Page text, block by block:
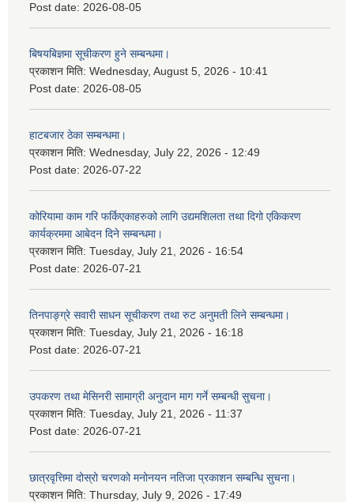
Post date: 2026-08-05
बिषयबिज्ञमा सूचीकरण हुने सम्बन्धमा।
प्रकाशन मिति: Wednesday, August 5, 2026 - 10:41
Post date: 2026-08-05
हाटबजार ठेका सम्बन्धमा।
प्रकाशन मिति: Wednesday, July 22, 2026 - 12:49
Post date: 2026-07-22
कोरियामा काम गरि फर्किएकाहरुको लागि उद्यमशिलता तथा दिगो एकिकरण
कार्यक्रममा आबेदन दिने सम्बन्धमा।
प्रकाशन मिति: Tuesday, July 21, 2026 - 16:54
Post date: 2026-07-21
तिनपाङ्ग्रे सवारी साधन सूचीकरण तथा रुट अनुमती लिने सम्बन्धमा।
प्रकाशन मिति: Tuesday, July 21, 2026 - 16:18
Post date: 2026-07-21
उपकरण तथा मेसिनरी सामाग्री अनुदान माग गर्ने सम्बन्धी सुचना।
प्रकाशन मिति: Tuesday, July 21, 2026 - 11:37
Post date: 2026-07-21
छात्रवृत्तिमा दोस्रो चरणको मनोनयन नतिजा प्रकाशन सम्बन्धि सुचना।
प्रकाशन मिति: Thursday, July 9, 2026 - 17:49